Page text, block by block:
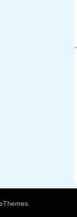
.